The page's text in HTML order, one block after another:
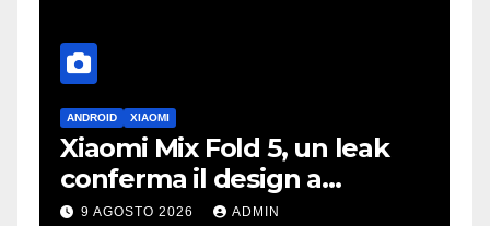
ANDROID XIAOMI
Xiaomi Mix Fold 5, un leak
conferma il design a
passaporto e HyperOS 4
9 AGOSTO 2026 ADMIN